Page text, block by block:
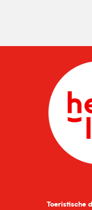
Toeristische